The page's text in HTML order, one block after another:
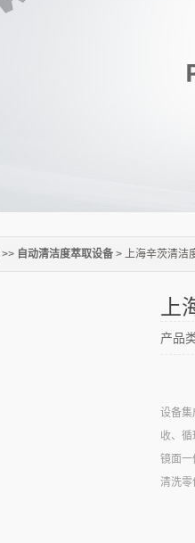
>> 自动清洁度萃取设备 > 上海辛茨清洁
产品
设备集
收、
镜面一
清洗零